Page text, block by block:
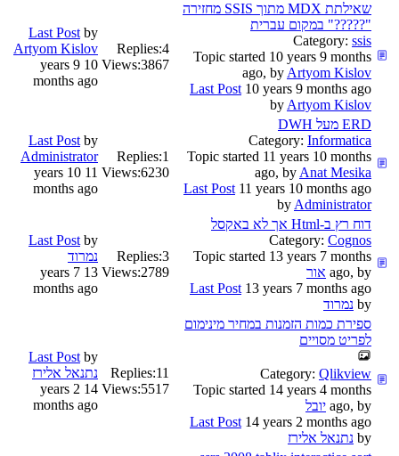
שאילתת MDX מתוך SSIS מחזירה
"?????" במקום עברית
Category: ssis
Topic started 10 years 9 months
ago, by Artyom Kislov
Last Post 10 years 9 months ago
by Artyom Kislov
Replies:4
Views:3867
Last Post by
Artyom Kislov
10 years 9
months ago
ERD מעל DWH
Category: Informatica
Topic started 11 years 10 months
ago, by Anat Mesika
Last Post 11 years 10 months ago
by Administrator
Replies:1
Views:6230
Last Post by
Administrator
11 years 10
months ago
דוח רץ ב-Html אך לא באקסל
Category: Cognos
Topic started 13 years 7 months
ago, by אור
Last Post 13 years 7 months ago
by נמרוד
Replies:3
Views:2789
Last Post by
נמרוד
13 years 7
months ago
ספירת כמות הזמנות במחיר מינימום
לפריט מסויים
Category: Qlikview
Topic started 14 years 4 months
ago, by יובל
Last Post 14 years 2 months ago
by נתנאל אלירז
Replies:11
Views:5517
Last Post by
נתנאל אלירז
14 years 2
months ago